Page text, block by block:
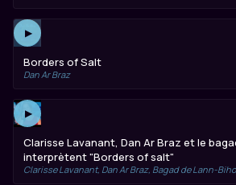
▶
Borders of Salt
Dan Ar Braz
▶
Clarisse Lavanant, Dan Ar Braz et le
interprètent "Borders of salt"
Clarisse Lavanant, Dan Ar Braz, Bagad de Lann-